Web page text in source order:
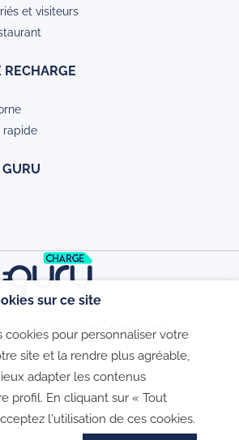
et visiteurs
RECHARGE
rapide
GURU
- Conditions Générales
privée-Cookies
sur ce site
cookies pour personnaliser votre
site et la rendre plus agréable,
adapter les contenus
profil. En cliquant sur « Tout
l'utilisation de ces cookies.